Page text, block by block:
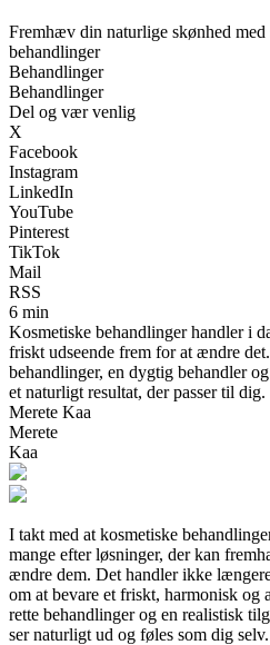
Fremhæv din naturlige skønhed
behandlinger
Behandlinger
Behandlinger
Del og vær venlig
X
Facebook
Instagram
LinkedIn
YouTube
Pinterest
TikTok
Mail
RSS
6 min
Kosmetiske behandlinger handler i
friskt udseende frem for at ændre
behandlinger, en dygtig behandler
et naturligt resultat, der passer til dig.
Merete Kaa
Merete
Kaa
I takt med at kosmetiske
mange efter løsninger, der kan
ændre dem. Det handler ikke
om at bevare et friskt, harmonisk og
rette behandlinger og en realistisk
ser naturligt ud og føles som dig selv.